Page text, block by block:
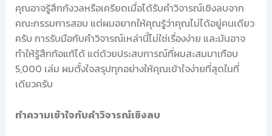
คุณอาจรู้สึกกังวลหรือเครียดเมื่อได้รับคำวิจารณ์เชิงลบจาก
คณะกรรมการสอบ แต่ผมอยากให้คุณรู้ว่าคุณไม่ได้อยู่คนเดียว
ครับ การรับมือกับคำวิจารณ์เหล่านี้ไม่ใช่เรื่องง่าย และมันอาจ
ทำให้รู้สึกท้อแท้ได้ แต่ด้วยประสบการณ์ที่ผมสะสมมาเกือบ
5,000 เล่ม ผมตั้งใจสรุปทุกอย่างให้คุณเข้าใจง่ายที่สุดในที่
เดียวครับ
ทำความเข้าใจกับคำวิจารณ์เชิงลบ